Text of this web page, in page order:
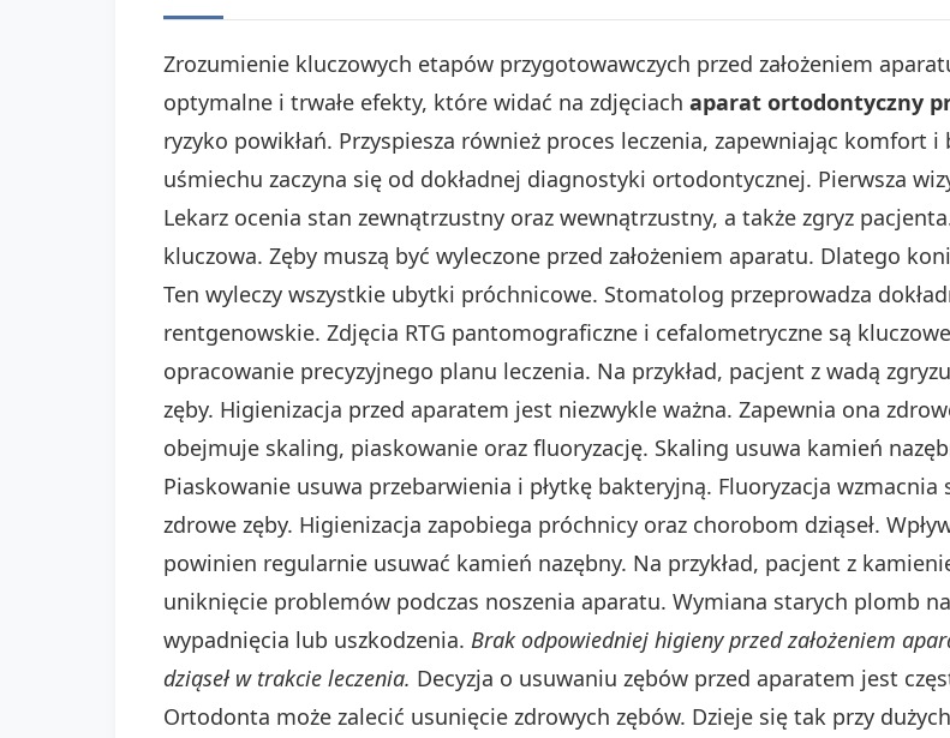
Zrozumienie kluczowych etapów przygotowawczych przed założeniem
optymalne i trwałe efekty, które widać na zdjęciach aparat ortodontyczny
ryzyko powikłań. Przyspiesza również proces leczenia, zapewniając komfort
uśmiechu zaczyna się od dokładnej diagnostyki ortodontycznej. Pierwsza
Lekarz ocenia stan zewnątrzustny oraz wewnątrzustny, a także zgryz
kluczowa. Zęby muszą być wyleczone przed założeniem aparatu. Dlatego
Ten wyleczy wszystkie ubytki próchnicowe. Stomatolog przeprowadza
rentgenowskie. Zdjęcia RTG pantomograficzne i cefalometryczne są
opracowanie precyzyjnego planu leczenia. Na przykład, pacjent z wadą
zęby. Higienizacja przed aparatem jest niezwykle ważna. Zapewnia ona
obejmuje skaling, piaskowanie oraz fluoryzację. Skaling usuwa kamień
Piaskowanie usuwa przebarwienia i płytkę bakteryjną. Fluoryzacja
zdrowe zęby. Higienizacja zapobiega próchnicy oraz chorobom dziąseł.
powinien regularnie usuwać kamień nazębny. Na przykład, pacjent z
uniknięcie problemów podczas noszenia aparatu. Wymiana starych plomb
wypadnięcia lub uszkodzenia. Brak odpowiedniej higieny przed założeniem
dziąseł w trakcie leczenia. Decyzja o usuwaniu zębów przed aparatem jest
Ortodonta może zalecić usunięcie zdrowych zębów. Dzieje się tak przy